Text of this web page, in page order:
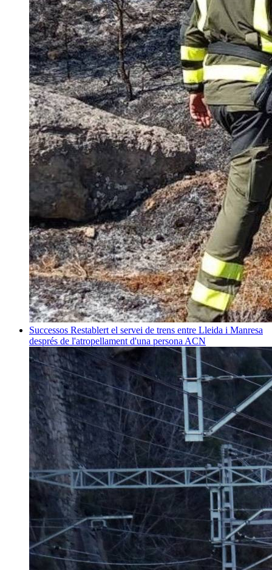
Successos Restablert el servei de trens entre Lleida i Manresa
després de l'atropellament d'una persona ACN